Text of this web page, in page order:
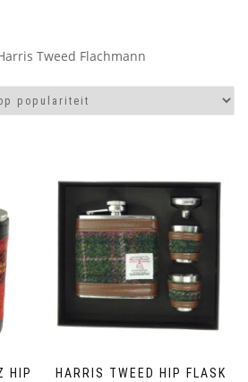
Tweed Flachmann
HIP
HARRIS TWEED HIP FLASK